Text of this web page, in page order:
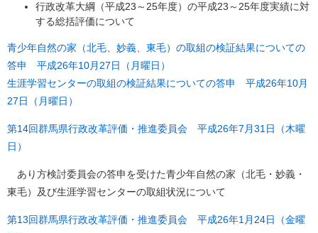
行政改革大綱（平成23～25年度）の平成23～25年度実績に対
する総括評価について
青少年自然の家（北毛、妙義、東毛）の取組の検証結果についての
答申 平成26年10月27日（月曜日）
生涯学習センターの取組の検証結果についての答申 平成26年10月
27日（月曜日）
第14回群馬県行政改革評価・推進委員会 平成26年7月31日（木曜
日）
あり方検討委員会の答申を受けた青少年自然の家（北毛・妙義・
東毛）及び生涯学習センターの取組状況について
第13回群馬県行政改革評価・推進委員会 平成26年1月24日（金曜